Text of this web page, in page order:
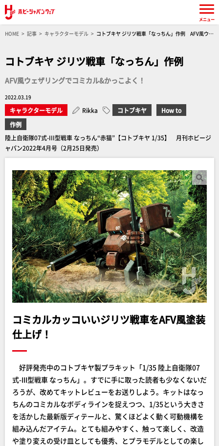
HOME 記事 キャラクターモデル
コトブキヤ ジリツ戦車「なっちん」作例 AFV風ウェ
コトブキヤ ジリツ戦車「なっちん」作例
AFV風ウェザリングでコミカル&かっこよく！
2022.03.19
キャラクターモデル Rikka コトブキヤ
How to
作例
陸上自衛隊07式-III型戦車 なっちん“赤猫”【コトブキヤ 1/35】 月刊ホビージ
ャパン2022年4月号（2月25日発売）
コミカルカッコいいジリツ戦車をAFV風塗装
仕上げ！
好評発売中のコトブキヤ製プラキット「1/35 陸上自衛隊07
式-III型戦車 なっちん」。すでに手に取った読者も少なくないだ
ろうが、改めてキットレビューをお送りしよう。キットはなっ
ちんのコミカルなボディラインを捉えつつ、1/35という大きさ
を活かした最新版ディテールと、驚くほどよく動く可動機構を
組み込んだアイテム。とても組みやすく、触って楽しく、改造
や塗り変えの受け皿としても優秀、とプラモデルとしての楽し
メニュー